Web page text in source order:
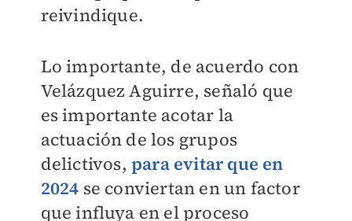
reivindique.
Lo importante, de acuerdo con
Velázquez Aguirre, señaló que
es importante acotar la
actuación de los grupos
delictivos, para evitar que en
2024 se conviertan en un factor
que influya en el proceso